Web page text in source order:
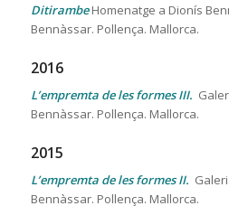
Ditirambe Homenatge a Dionís
Bennàssar. Pollença. Mallorca.
2016
L’empremta de les formes III.
Bennàssar. Pollença. Mallorca.
2015
L’empremta de les formes II.
Bennàssar. Pollença. Mallorca.